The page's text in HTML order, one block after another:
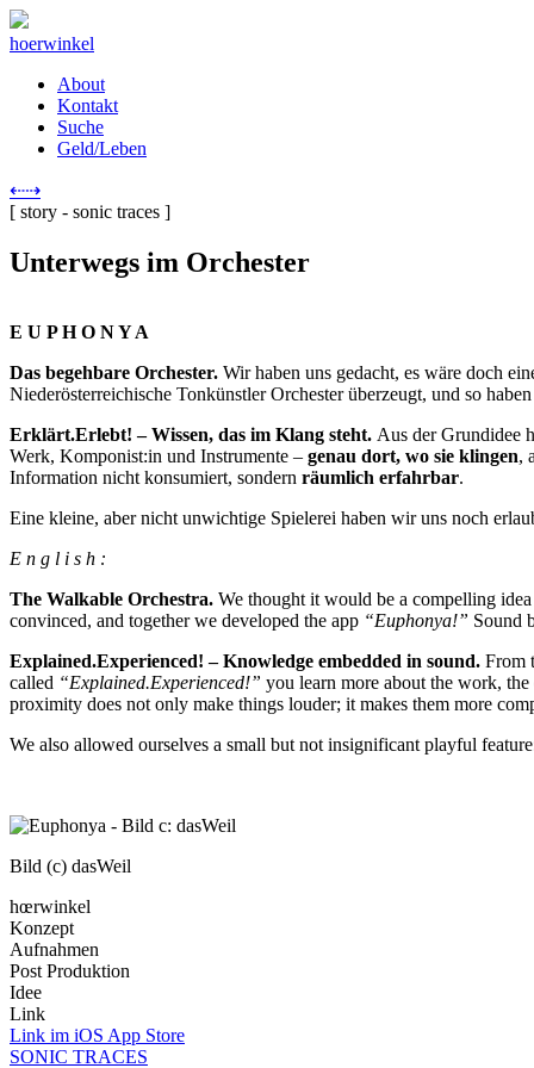
Direkt
zum
hoerwinkel
Hauptnavigation
About
Kontakt
Suche
Geld/Leben
⇠⇢
[ story - sonic traces ]
Unterwegs im Orchester
E U P H O N Y A
Das begehbare Orchester. Wir haben uns gedacht, es wäre doch
Niederösterreichische Tonkünstler Orchester überzeugt, und so
Erklärt.Erlebt! – Wissen, das im Klang steht. Aus der Grundidee
Werk, Komponist:in und Instrumente – genau dort, wo sie klingen,
Information nicht konsumiert, sondern räumlich erfahrbar.
Eine kleine, aber nicht unwichtige Spielerei haben wir uns noch
E n g l i s h :
The Walkable Orchestra. We thought it would be a compelling
convinced, and together we developed the app “Euphonya!” Sound
Explained.Experienced! – Knowledge embedded in sound. From
called “Explained.Experienced!” you learn more about the work,
proximity does not only make things louder; it makes them more
We also allowed ourselves a small but not insignificant playful
Bild (c) dasWeil
hœrwinkel
Konzept
Aufnahmen
Post Produktion
Idee
Link
Link im iOS App Store
SONIC TRACES